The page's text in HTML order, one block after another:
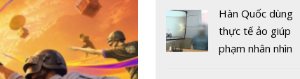
Hàn Quốc dùng
thực tế ảo giúp
phạm nhân nhìn